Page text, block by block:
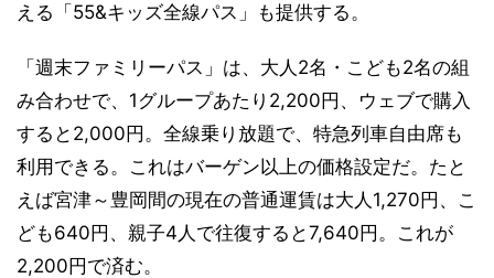
える「55&キッズ全線パス」も提供する。
「週末ファミリーパス」は、大人2名・こども2名の組
み合わせで、1グループあたり2,200円、ウェブで購入
すると2,000円。全線乗り放題で、特急列車自由席も
利用できる。これはバーゲン以上の価格設定だ。たと
えば宮津～豊岡間の現在の普通運賃は大人1,270円、こ
ども640円、親子4人で往復すると7,640円。これが
2,200円で済む。